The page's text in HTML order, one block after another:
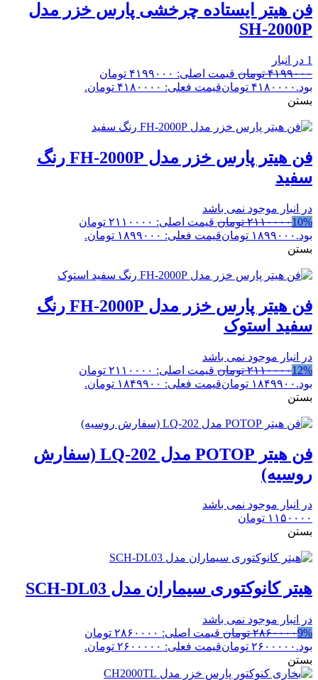
فن هیتر ایستاده چرخشی پارس خزر مدل
SH-2000P
1 در انبار
۴۱۹۹۰۰۰ تومان
قیمت اصلی: ۴۱۹۹۰۰۰ تومان
بود. ۴۱۸۰۰۰۰ تومانقیمت فعلی: ۴۱۸۰۰۰۰ تومان.
بستن
فن هیتر پارس خزر مدل FH-2000P رنگ
سفید
در انبار موجود نمی باشد
10%۲۱۱۰۰۰۰ تومان
قیمت اصلی: ۲۱۱۰۰۰۰ تومان
بود. ۱۸۹۹۰۰۰ تومانقیمت فعلی: ۱۸۹۹۰۰۰ تومان.
بستن
فن هیتر پارس خزر مدل FH-2000P رنگ
سفید استوک
در انبار موجود نمی باشد
12%۲۱۱۰۰۰۰ تومان
قیمت اصلی: ۲۱۱۰۰۰۰ تومان
بود. ۱۸۴۹۹۰۰ تومانقیمت فعلی: ۱۸۴۹۹۰۰ تومان.
بستن
فن هیتر POTOP مدل LQ-202 (سفارش
روسیه)
در انبار موجود نمی باشد
۱۱۵۰۰۰۰ تومان
بستن
هیتر کانوکتوری سیماران مدل SCH-DL03
در انبار موجود نمی باشد
9%۲۸۶۰۰۰۰ تومان
قیمت اصلی: ۲۸۶۰۰۰۰ تومان
بود. ۲۶۰۰۰۰۰ تومانقیمت فعلی: ۲۶۰۰۰۰۰ تومان.
بستن